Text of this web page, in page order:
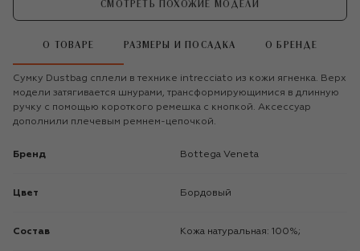
СМОТРЕТЬ ПОХОЖИЕ МОДЕЛИ
О ТОВАРЕ РАЗМЕРЫ И ПОСАДКА О БРЕНДЕ
Сумку Dustbag сплели в технике intrecciato из кожи ягненка. Верх
модели затягивается шнурами, трансформирующимися в длинную
ручку с помощью короткого ремешка с кнопкой. Аксессуар
дополнили плечевым ремнем-цепочкой.
Бренд Bottega Veneta
Цвет Бордовый
Состав Кожа натуральная: 100%;